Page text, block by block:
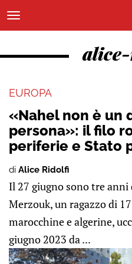
EUROPA
«Nahel non è un
persona»: il filo
periferie e Stato
di Alice Ridolfi
Il 27 giugno sono tre
Merzouk, un ragazzo di
marocchine e algerine,
giugno 2023 da ...